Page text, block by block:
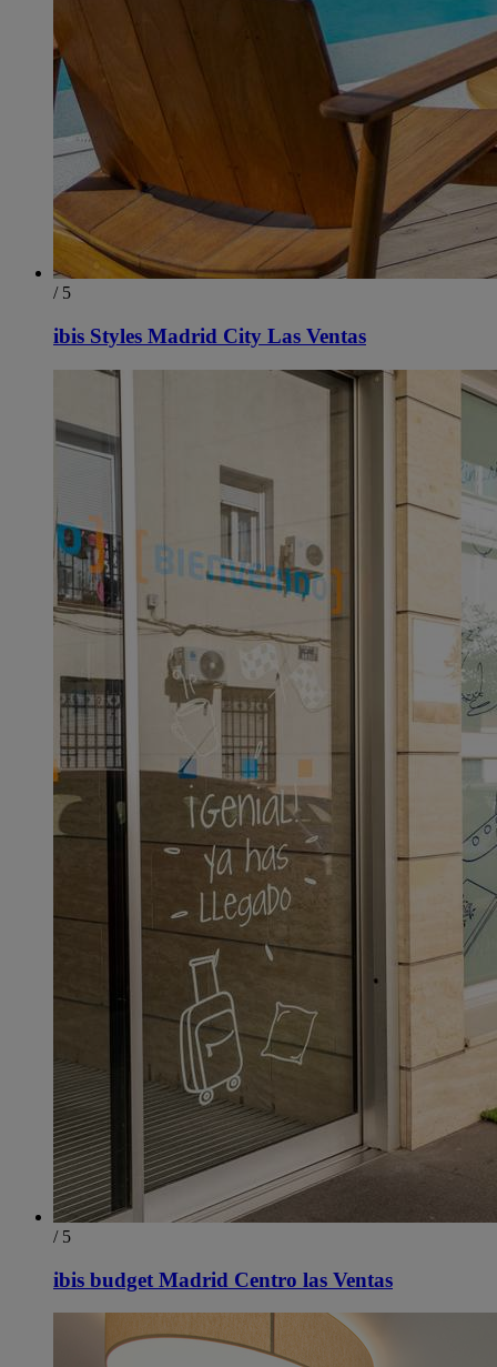
/ 5
ibis Styles Madrid City Las Ventas
/ 5
ibis budget Madrid Centro las Ventas